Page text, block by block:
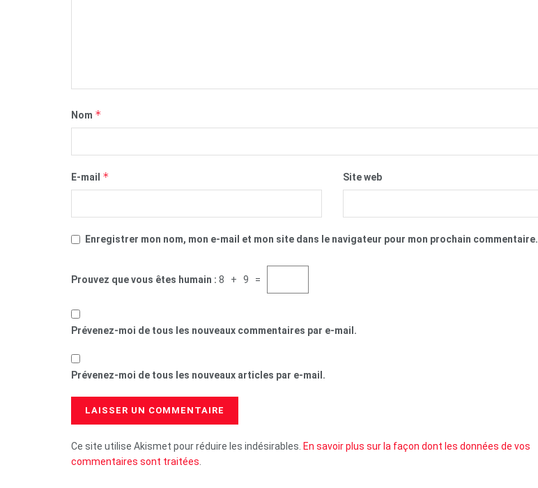
Nom *
E-mail * Site web
Enregistrer mon nom, mon e-mail et mon site dans le navigateur pour mon prochain commentaire.
Prouvez que vous êtes humain : 8 + 9 =
Prévenez-moi de tous les nouveaux commentaires par e-mail.
Prévenez-moi de tous les nouveaux articles par e-mail.
Ce site utilise Akismet pour réduire les indésirables. En savoir plus sur la façon dont les données de vos
commentaires sont traitées.